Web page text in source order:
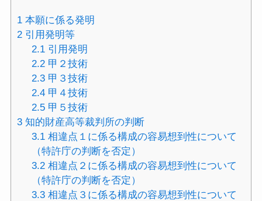
1本願に係る発明
2引用発明等
2.1 引用発明
2.2 甲２技術
2.3 甲３技術
2.4 甲４技術
2.5 甲５技術
3知的財産高等裁判所の判断
3.1 相違点１に係る構成の容易想到性について
（特許庁の判断を否定）
3.2 相違点２に係る構成の容易想到性について
（特許庁の判断を否定）
3.3 相違点３に係る構成の容易想到性について